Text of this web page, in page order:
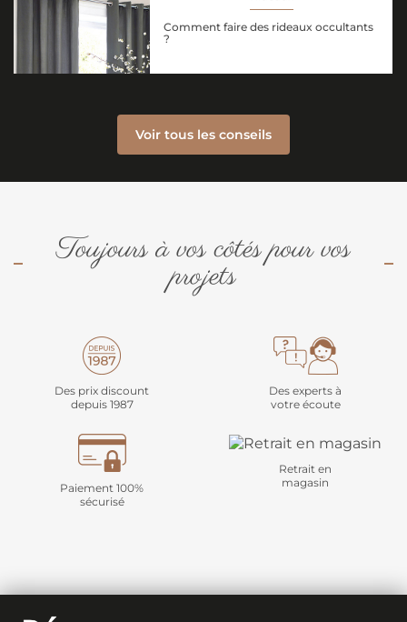
Comment faire des rideaux occultants
?
Voir tous les conseils
Toujours à vos côtés pour vos
projets
Des prix discount
depuis 1987
Des experts à
votre écoute
Paiement 100%
sécurisé
Retrait en
magasin